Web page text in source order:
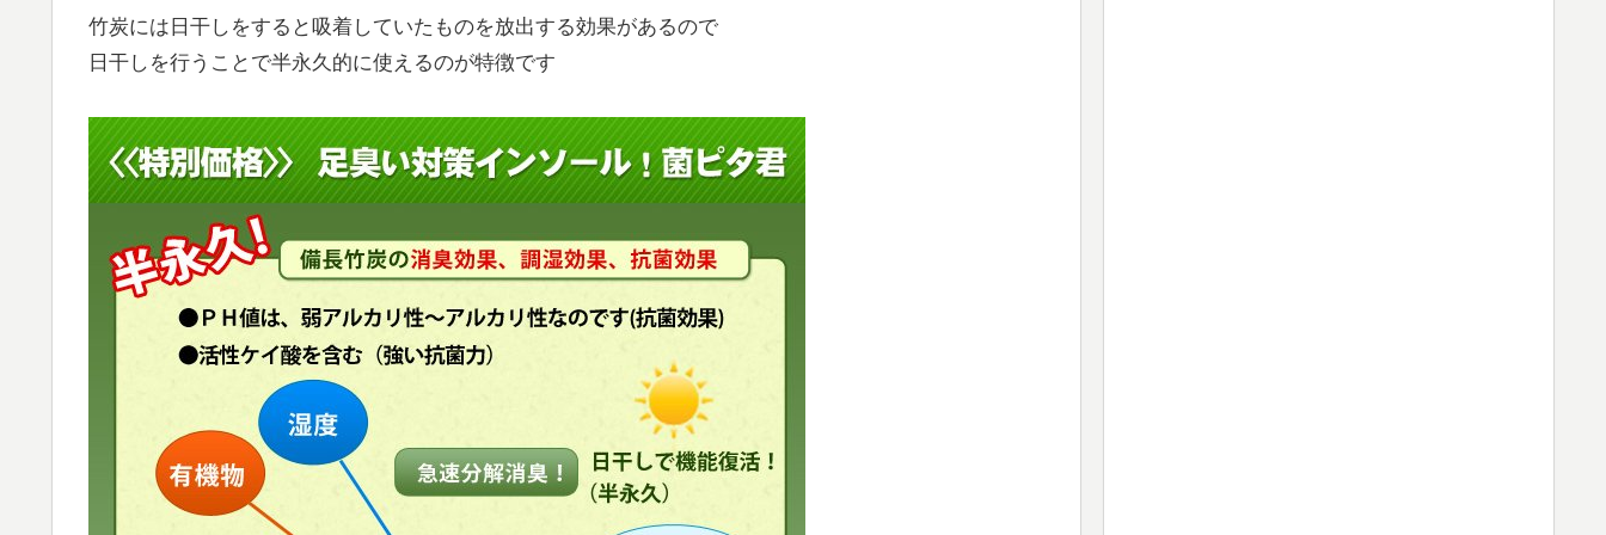
竹炭には日干しをすると吸着していたものを放出する効果があるので
日干しを行うことで半永久的に使えるのが特徴です